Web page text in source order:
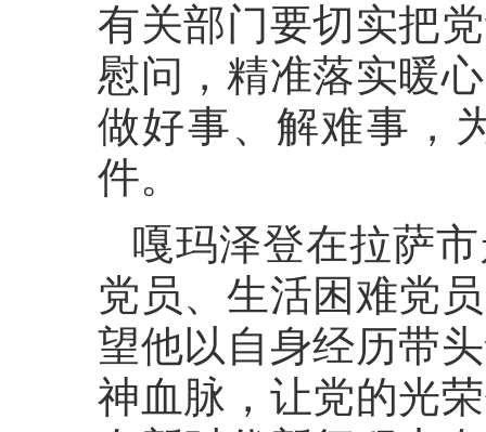
有关部门要切实把
慰问，精准落实暖
做好事、解难事，
件。
嘎玛泽登在拉萨
党员、生活困难党
望他以自身经历带
神血脉，让党的光